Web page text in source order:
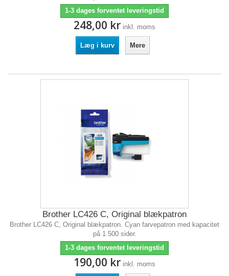
1-3 dages forventet leveringstid
248,00 kr inkl. moms
Læg i kurv Mere
Brother LC426 C, Original blækpatron
Brother LC426 C, Original blækpatron. Cyan farvepatron med kapacitet
på 1.500 sider.
1-3 dages forventet leveringstid
190,00 kr inkl. moms